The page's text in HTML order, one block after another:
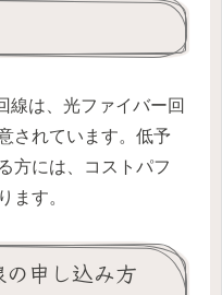
線は、光ファイバー回
されています。低予
方には、コストパフ
ます。
の申し込み方